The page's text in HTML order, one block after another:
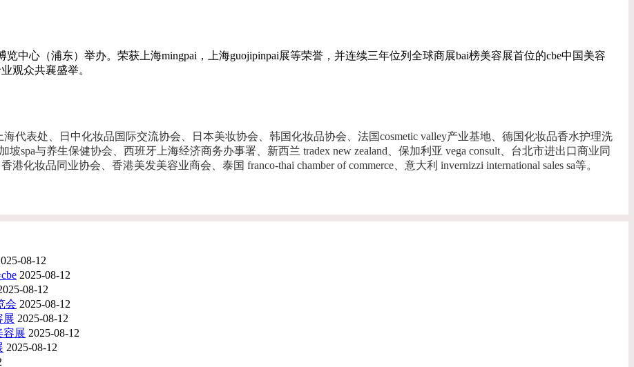
中心（浦东）举办。荣获上海mingpai，上海guojipinpai展等荣誉，并连续三年位列全球商展bai榜美容展首位的cbe中国美容
观众共襄盛举。
表处、日中化妆品国际交流协会、日本美妆协会、韩国化妆品协会、法国cosmetic valley产业基地、德国化妆品香水护理洗
spa与养生保健协会、西班牙上海经济商务办事署、新西兰 tradex new zealand、保加利亚 vega consult、台北市进出口商业同
化妆品同业协会、香港美发美容业商会、泰国 franco-thai chamber of commerce、意大利 invernizzi international sales sa等。
08-12
2025-08-12
08-12
会 2025-08-12
展 2025-08-12
容展 2025-08-12
2025-08-12